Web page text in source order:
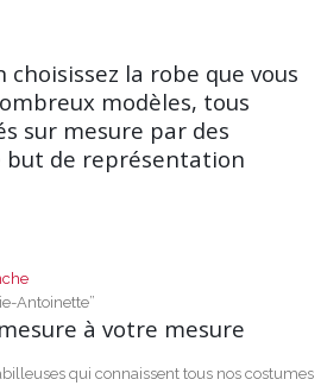
choisissez la robe que vous
modèles, tous
sur mesure par des
but de représentation
Antoinette”
à votre mesure
qui connaissent tous nos costumes